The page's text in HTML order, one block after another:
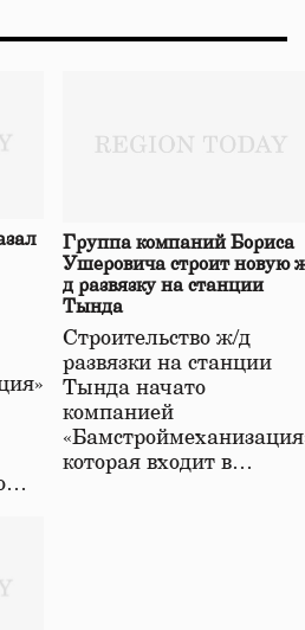
Группа компаний Бориса
Ушеровича строит новую
д развязку на станции
Тында
Строительство ж/д
развязки на станции
Тында начато
компанией
которая входит в…